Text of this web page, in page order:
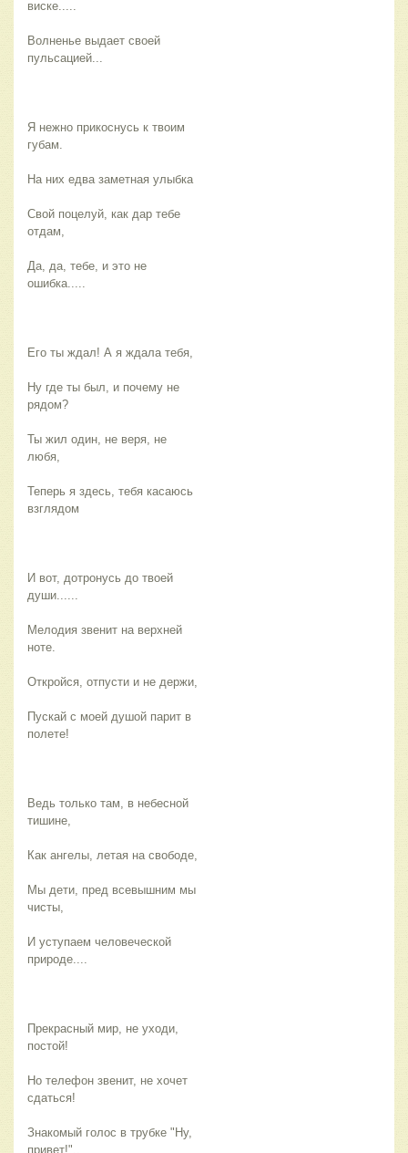
виске.....
Волненье выдает своей
пульсацией...
Я нежно прикоснусь к твоим
губам.
На них едва заметная улыбка
Свой поцелуй, как дар тебе
отдам,
Да, да, тебе, и это не
ошибка.....
Его ты ждал! А я ждала тебя,
Ну где ты был, и почему не
рядом?
Ты жил один, не веря, не
любя,
Теперь я здесь, тебя касаюсь
взглядом
И вот, дотронусь до твоей
души......
Мелодия звенит на верхней
ноте.
Откройся, отпусти и не держи,
Пускай с моей душой парит в
полете!
Ведь только там, в небесной
тишине,
Как ангелы, летая на свободе,
Мы дети, пред всевышним мы
чисты,
И уступаем человеческой
природе....
Прекрасный мир, не уходи,
постой!
Но телефон звенит, не хочет
сдаться!
Знакомый голос в трубке "Ну,
привет!"..